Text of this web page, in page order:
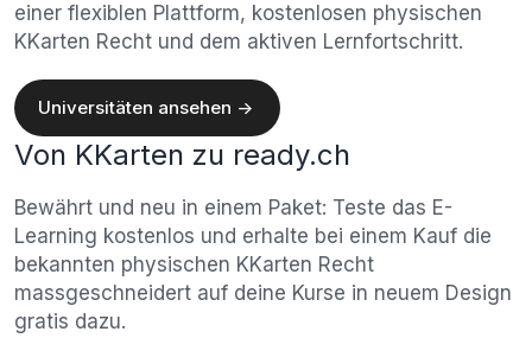
einer flexiblen Plattform, kostenlosen physischen
KKarten Recht und dem aktiven Lernfortschritt.
Universitäten ansehen ->
Von KKarten zu ready.ch
Bewährt und neu in einem Paket: Teste das E-
Learning kostenlos und erhalte bei einem Kauf die
bekannten physischen KKarten Recht
massgeschneidert auf deine Kurse in neuem Design
gratis dazu.